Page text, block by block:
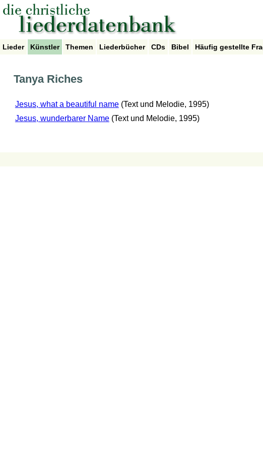
Lieder Künstler Themen Liederbücher CDs Bibel Häufig gestellte
Tanya Riches
Jesus, what a beautiful name (Text und Melodie, 1995)
Jesus, wunderbarer Name (Text und Melodie, 1995)